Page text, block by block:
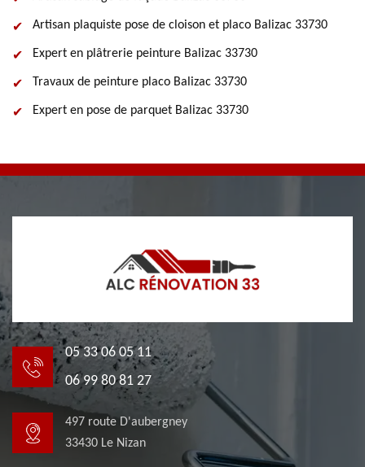
Artisan plaquiste pose de cloison et placo Balizac 33730
Expert en plâtrerie peinture Balizac 33730
Travaux de peinture placo Balizac 33730
Expert en pose de parquet Balizac 33730
05 33 06 05 11
06 99 80 81 27
497 route D'aubergney
33430 Le Nizan